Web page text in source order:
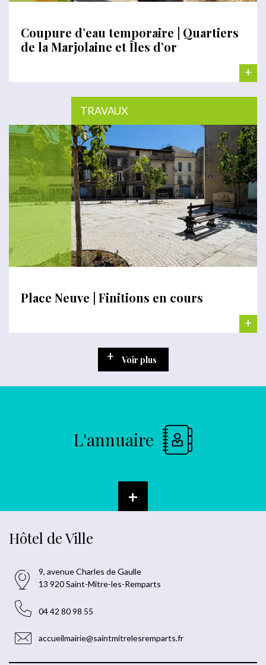
Coupure d’eau temporaire | Quartiers
de la Marjolaine et Îles d’or
+
TRAVAUX
Place Neuve | Finitions en cours
+
Voir plus
L'annuaire
+
Hôtel de Ville
9, avenue Charles de Gaulle
13 920 Saint-Mitre-les-Remparts
04 42 80 98 55
accueilmairie@saintmitrelesremparts.fr